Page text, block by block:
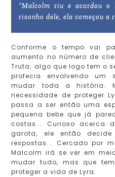
“Malcolm riu e acordou
risonho dele, ela começou a
Conforme o tempo vai
aumento no número de
Truta; algo que logo tem o
profecia envolvendo um
mudar toda a história.
necessidade de proteger
passa a ser então uma
pequena bebe que já
costas... Curioso acerca
garota, ele então
respostas... Cercado por
Malcolm irá se ver em
mudar tudo, mas que
proteger a vida de Lyra.